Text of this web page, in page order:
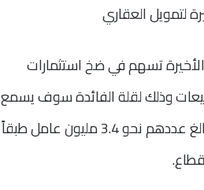
لتمويل العقاري
تسهم في ضخ استثمارات
وذلك لقلة الفائدة سوف يسمع
ذلك في تشغيل ملايين العمال سواء العاملين بالقطاع العقاري والبالغ عددهم نحو 3.4 مليون عامل طبقاً